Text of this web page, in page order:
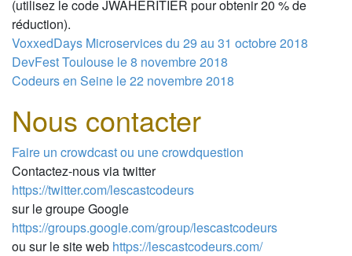
(utilisez le code JWAHERITIER pour obtenir 20 % de
réduction).
VoxxedDays Microservices du 29 au 31 octobre 2018
DevFest Toulouse le 8 novembre 2018
Codeurs en Seine le 22 novembre 2018
Nous contacter
Faire un crowdcast ou une crowdquestion
Contactez-nous via twitter
https://twitter.com/lescastcodeurs
sur le groupe Google
https://groups.google.com/group/lescastcodeurs
ou sur le site web https://lescastcodeurs.com/